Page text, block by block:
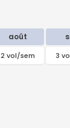
août
2 vol/sem 3